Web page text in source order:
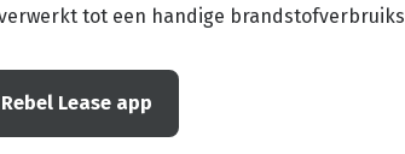
tot een handige
Lease app